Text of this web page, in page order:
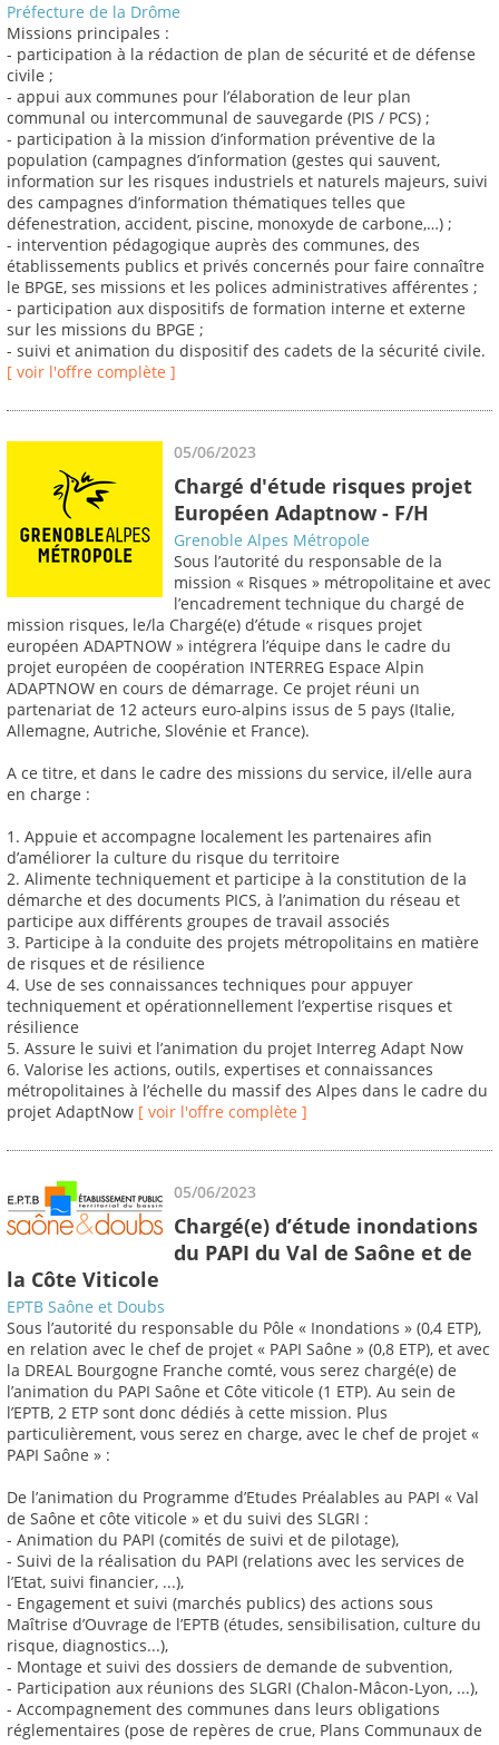
Préfecture de la Drôme
Missions principales :
- participation à la rédaction de plan de sécurité et de défense
civile ;
- appui aux communes pour l’élaboration de leur plan
communal ou intercommunal de sauvegarde (PIS / PCS) ;
- participation à la mission d’information préventive de la
population (campagnes d’information (gestes qui sauvent,
information sur les risques industriels et naturels majeurs, suivi
des campagnes d’information thématiques telles que
défenestration, accident, piscine, monoxyde de carbone,…) ;
- intervention pédagogique auprès des communes, des
établissements publics et privés concernés pour faire connaître
le BPGE, ses missions et les polices administratives afférentes ;
- participation aux dispositifs de formation interne et externe
sur les missions du BPGE ;
- suivi et animation du dispositif des cadets de la sécurité civile.
[ voir l'offre complète ]
05/06/2023
Chargé d'étude risques projet
Européen Adaptnow - F/H
Grenoble Alpes Métropole
Sous l’autorité du responsable de la
mission « Risques » métropolitaine et avec
l’encadrement technique du chargé de
mission risques, le/la Chargé(e) d’étude « risques projet
européen ADAPTNOW » intégrera l’équipe dans le cadre du
projet européen de coopération INTERREG Espace Alpin
ADAPTNOW en cours de démarrage. Ce projet réuni un
partenariat de 12 acteurs euro-alpins issus de 5 pays (Italie,
Allemagne, Autriche, Slovénie et France).
A ce titre, et dans le cadre des missions du service, il/elle aura
en charge :
1. Appuie et accompagne localement les partenaires afin
d’améliorer la culture du risque du territoire
2. Alimente techniquement et participe à la constitution de la
démarche et des documents PICS, à l’animation du réseau et
participe aux différents groupes de travail associés
3. Participe à la conduite des projets métropolitains en matière
de risques et de résilience
4. Use de ses connaissances techniques pour appuyer
techniquement et opérationnellement l’expertise risques et
résilience
5. Assure le suivi et l’animation du projet Interreg Adapt Now
6. Valorise les actions, outils, expertises et connaissances
métropolitaines à l’échelle du massif des Alpes dans le cadre du
projet AdaptNow [ voir l'offre complète ]
05/06/2023
Chargé(e) d’étude inondations
du PAPI du Val de Saône et de
la Côte Viticole
EPTB Saône et Doubs
Sous l’autorité du responsable du Pôle « Inondations » (0,4 ETP),
en relation avec le chef de projet « PAPI Saône » (0,8 ETP), et avec
la DREAL Bourgogne Franche comté, vous serez chargé(e) de
l’animation du PAPI Saône et Côte viticole (1 ETP). Au sein de
l’EPTB, 2 ETP sont donc dédiés à cette mission. Plus
particulièrement, vous serez en charge, avec le chef de projet «
PAPI Saône » :
De l’animation du Programme d’Etudes Préalables au PAPI « Val
de Saône et côte viticole » et du suivi des SLGRI :
- Animation du PAPI (comités de suivi et de pilotage),
- Suivi de la réalisation du PAPI (relations avec les services de
l’Etat, suivi financier, ...),
- Engagement et suivi (marchés publics) des actions sous
Maîtrise d’Ouvrage de l’EPTB (études, sensibilisation, culture du
risque, diagnostics...),
- Montage et suivi des dossiers de demande de subvention,
- Participation aux réunions des SLGRI (Chalon-Mâcon-Lyon, ...),
- Accompagnement des communes dans leurs obligations
réglementaires (pose de repères de crue, Plans Communaux de